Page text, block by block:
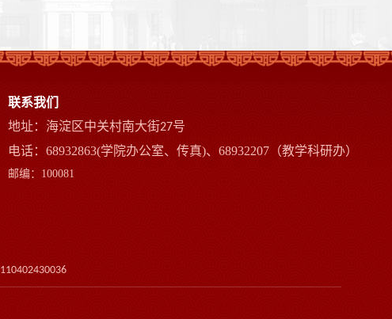
联系我们
地址：海淀区中关村南大街27号
电话：68932863(学院办公室、传真)、68932207（教学科研办）
邮编：100081
110402430036